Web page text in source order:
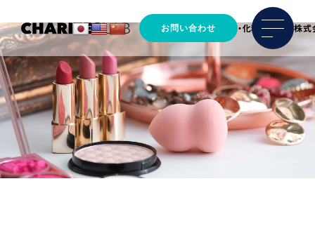
馬プラセンタの原料製造・化粧品OEM 株
お問い合わせ